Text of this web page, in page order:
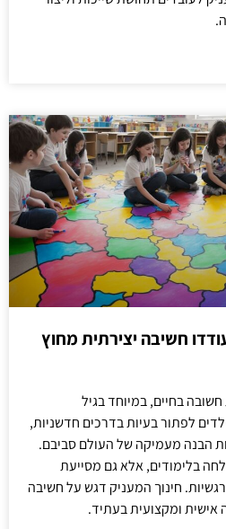
חשיבה יצירתית מחוץ
בחיים, במיוחד בגיל
לפתור בעיות בדרכים חדשניות,
הבנה מעמיקה של העולם סביבם.
בלימודים, אלא גם מסייעת
חינוך המעניק דגש על חשיבה
אישית ומקצועית בעתיד.